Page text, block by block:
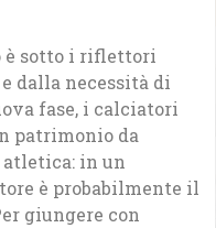
è sotto i riflettori
dalla necessità di
fase, i calciatori
patrimonio da
in un
è probabilmente il
giungere con